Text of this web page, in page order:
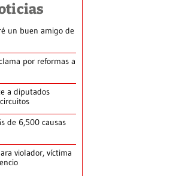
un buen amigo de
por reformas a
a diputados
de 6,500 causas
violador, víctima